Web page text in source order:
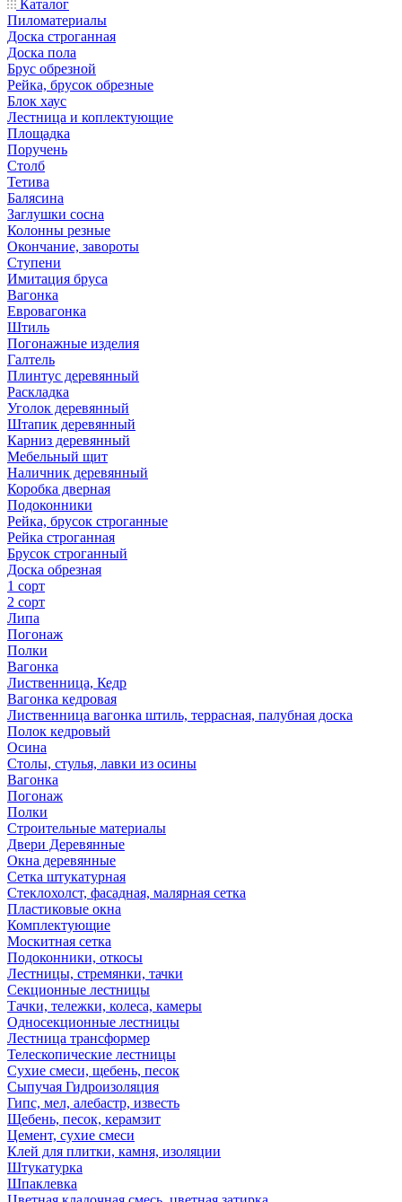
Каталог
Пиломатериалы
Доска строганная
Доска пола
Брус обрезной
Рейка, брусок обрезные
Блок хаус
Лестница и коплектующие
Площадка
Поручень
Столб
Тетива
Балясина
Заглушки сосна
Колонны резные
Окончание, завороты
Ступени
Имитация бруса
Вагонка
Евровагонка
Штиль
Погонажные изделия
Галтель
Плинтус деревянный
Раскладка
Уголок деревянный
Штапик деревянный
Карниз деревянный
Мебельный щит
Наличник деревянный
Коробка дверная
Подоконники
Рейка, брусок строганные
Рейка строганная
Брусок строганный
Доска обрезная
1 сорт
2 сорт
Липа
Погонаж
Полки
Вагонка
Лиственница, Кедр
Вагонка кедровая
Лиственница вагонка штиль, террасная, палубная доска
Полок кедровый
Осина
Столы, стулья, лавки из осины
Вагонка
Погонаж
Полки
Строительные материалы
Двери Деревянные
Окна деревянные
Сетка штукатурная
Стеклохолст, фасадная, малярная сетка
Пластиковые окна
Комплектующие
Москитная сетка
Подоконники, откосы
Лестницы, стремянки, тачки
Секционные лестницы
Тачки, тележки, колеса, камеры
Односекционные лестницы
Лестница трансформер
Телескопические лестницы
Сухие смеси, щебень, песок
Сыпучая Гидроизоляция
Гипс, мел, алебастр, известь
Щебень, песок, керамзит
Цемент, сухие смеси
Клей для плитки, камня, изоляции
Штукатурка
Шпаклевка